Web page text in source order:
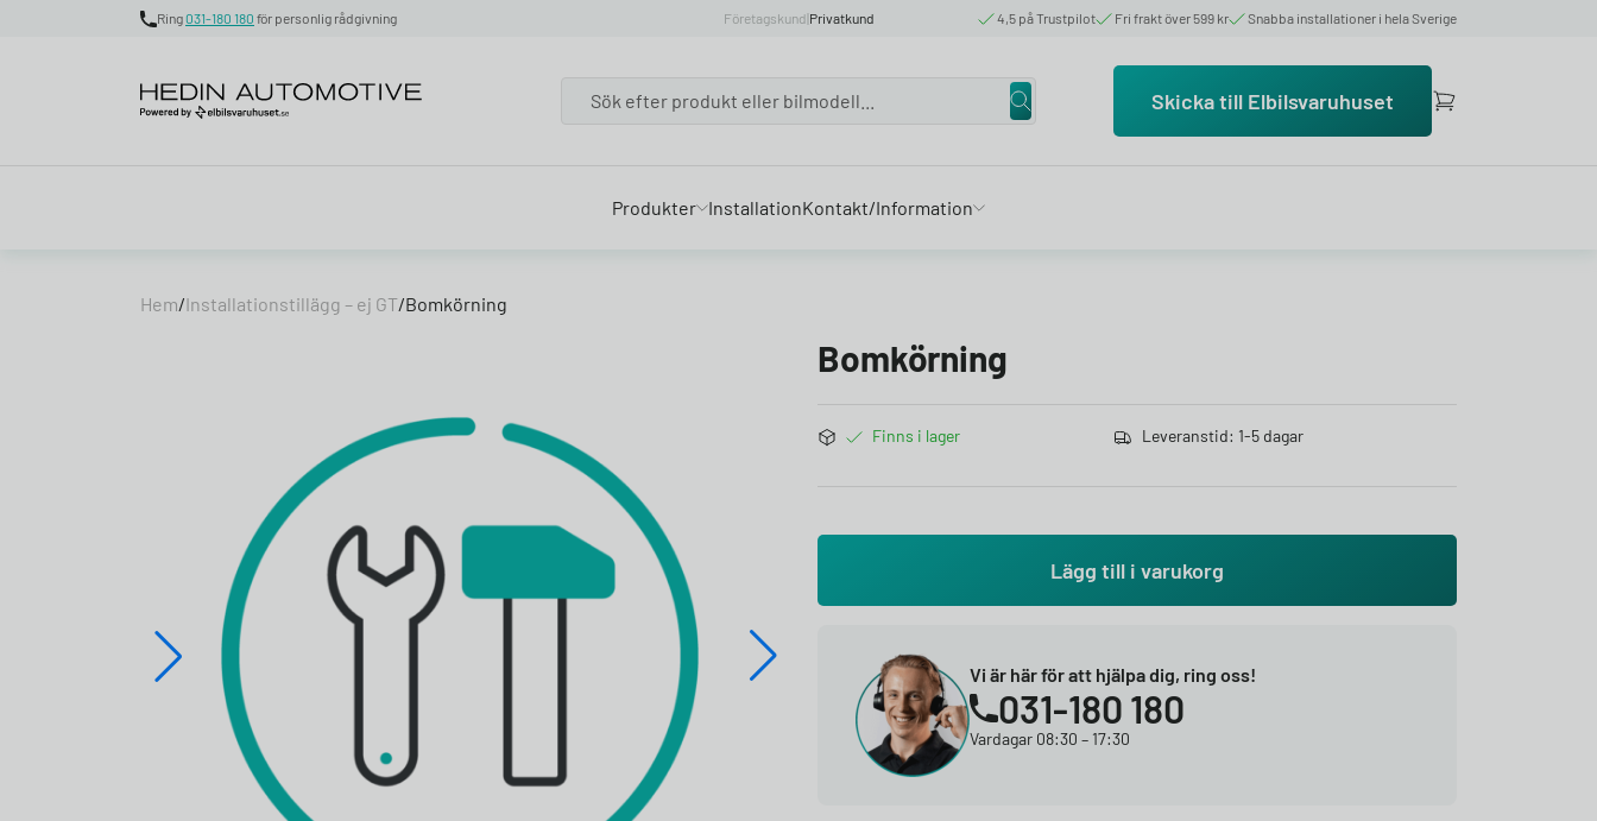
Ring031-180 180 för personlig rådgivning Företagskund|Privatkund 4,5 på Trustpilot Fri frakt över 599 kr Snabba installationer i hela Sverige
Skicka till Elbilsvaruhuset
Produkter InstallationKontakt/Information
Hem/Installationstillägg – ej GT/Bomkörning
Bomkörning
Finns i lager Leveranstid: 1-5 dagar
Lägg till i varukorg
Vi är här för att hjälpa dig, ring oss!
031-180 180
Vardagar 08:30 – 17:30